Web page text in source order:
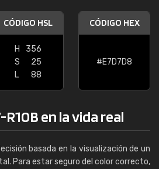
CÓDIGO HSL
H
356
S
25
L
88
CÓDIGO HEX
#E7D7D8
R10B en la vida real
basada en la visualización de un
Para estar seguro del color correcto,